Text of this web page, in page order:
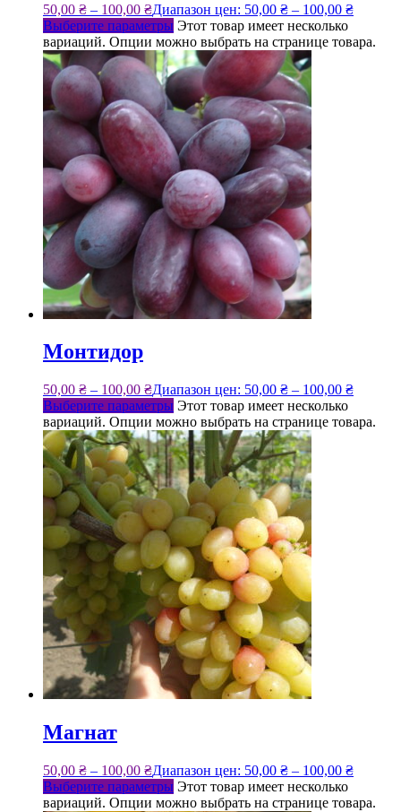
50,00 ₴ – 100,00 ₴Диапазон цен: 50,00 ₴ – 100,00 ₴
Выберите параметры Этот товар имеет несколько
вариаций. Опции можно выбрать на странице товара.
Монтидор
50,00 ₴ – 100,00 ₴Диапазон цен: 50,00 ₴ – 100,00 ₴
Выберите параметры Этот товар имеет несколько
вариаций. Опции можно выбрать на странице товара.
Магнат
50,00 ₴ – 100,00 ₴Диапазон цен: 50,00 ₴ – 100,00 ₴
Выберите параметры Этот товар имеет несколько
вариаций. Опции можно выбрать на странице товара.